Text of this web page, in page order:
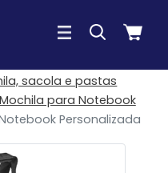
sacola e pastas
Mochila para Notebook
Personalizada